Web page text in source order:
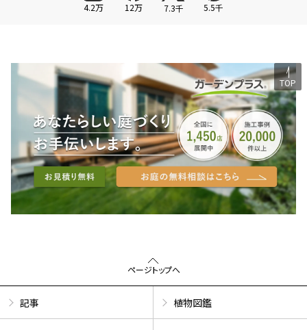
4.2万 12万 7.3千 5.5千
TOP
ページトップへ
記事 植物図鑑